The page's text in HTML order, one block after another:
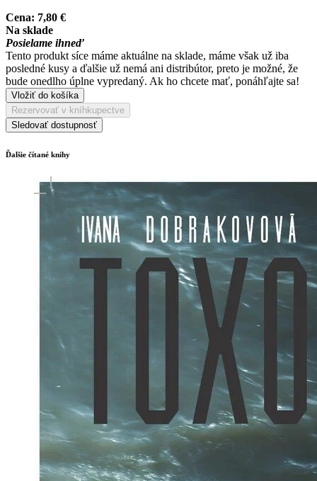
Cena: 7,80 €
Na sklade
Posielame ihneď
Tento produkt síce máme aktuálne na sklade, máme však už iba
posledné kusy a ďalšie už nemá ani distribútor, preto je možné, že
bude onedlho úplne vypredaný. Ak ho chcete mať, ponáhľajte sa!
Vložiť do košíka
Rezervovať v kníhkupectve
Sledovať dostupnosť
Ďalšie čítané knihy